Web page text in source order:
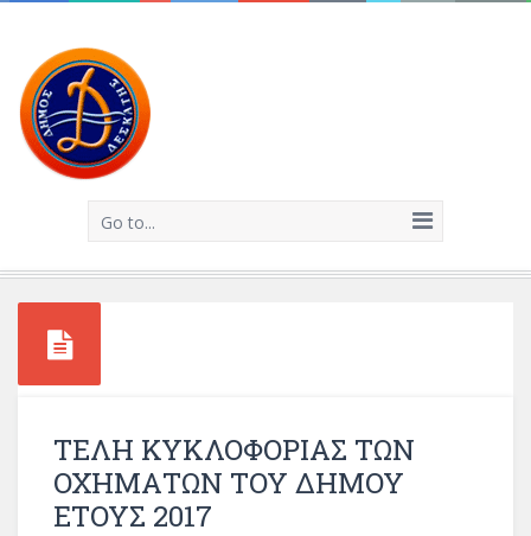
Go to...
ΤΕΛΗ ΚΥΚΛΟΦΟΡΙΑΣ ΤΩΝ
ΟΧΗΜΑΤΩΝ ΤΟΥ ΔΗΜΟΥ
ΕΤΟΥΣ 2017